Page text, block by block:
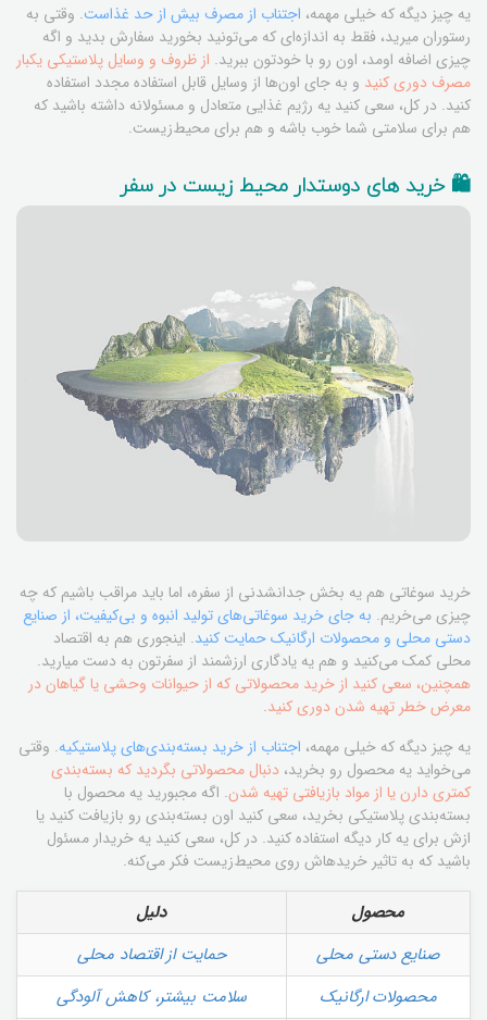
یه چیز دیگه که خیلی مهمه، اجتناب از مصرف بیش از حد غذاست. وقتی به
رستوران میرید، فقط به اندازه‌ای که می‌تونید بخورید سفارش بدید و اگه
چیزی اضافه اومد، اون رو با خودتون ببرید. از ظروف و وسایل پلاستیکی یکبار
مصرف دوری کنید و به جای اون‌ها از وسایل قابل استفاده مجدد استفاده
کنید. در کل، سعی کنید یه رژیم غذایی متعادل و مسئولانه داشته باشید که
هم برای سلامتی شما خوب باشه و هم برای محیط‌زیست.
🛍️ خرید های دوستدار محیط زیست در سفر
خرید سوغاتی هم یه بخش جدانشدنی از سفره، اما باید مراقب باشیم که چه
چیزی می‌خریم. به جای خرید سوغاتی‌های تولید انبوه و بی‌کیفیت، از صنایع
دستی محلی و محصولات ارگانیک حمایت کنید. اینجوری هم به اقتصاد
محلی کمک می‌کنید و هم یه یادگاری ارزشمند از سفرتون به دست میارید.
همچنین، سعی کنید از خرید محصولاتی که از حیوانات وحشی یا گیاهان در
معرض خطر تهیه شدن دوری کنید.
یه چیز دیگه که خیلی مهمه، اجتناب از خرید بسته‌بندی‌های پلاستیکیه. وقتی
می‌خواید یه محصول رو بخرید، دنبال محصولاتی بگردید که بسته‌بندی
کمتری دارن یا از مواد بازیافتی تهیه شدن. اگه مجبورید یه محصول با
بسته‌بندی پلاستیکی بخرید، سعی کنید اون بسته‌بندی رو بازیافت کنید یا
ازش برای یه کار دیگه استفاده کنید. در کل، سعی کنید یه خریدار مسئول
باشید که به تاثیر خریدهاش روی محیط‌زیست فکر می‌کنه.
محصول
دلیل
صنایع دستی محلی
حمایت از اقتصاد محلی
محصولات ارگانیک
سلامت بیشتر، کاهش آلودگی